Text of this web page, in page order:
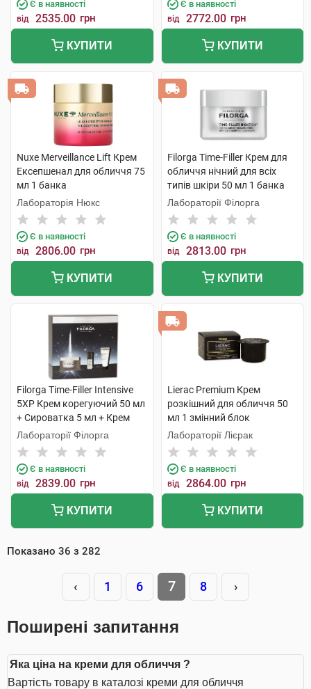
Є в наявності
від 2535.00 грн
КУПИТИ
Є в наявності
від 2772.00 грн
КУПИТИ
Nuxe Merveillance Lift Крем
Ексепшенал для обличчя 75
мл 1 банка
Лабораторія Нюкс
Є в наявності
від 2806.00 грн
КУПИТИ
Filorga Time-Filler Крем для
обличчя нічний для всіх
типів шкіри 50 мл 1 банка
Лабораторії Філорга
Є в наявності
від 2813.00 грн
КУПИТИ
Filorga Time-Filler Intensive
5XP Крем корегуючий 50 мл
+ Сироватка 5 мл + Крем
нічний 14 мл 1 набір
Лабораторії Філорга
Є в наявності
від 2839.00 грн
КУПИТИ
Lierac Premium Крем
розкішний для обличчя 50
мл 1 змінний блок
Лабораторії Лієрак
Є в наявності
від 2864.00 грн
КУПИТИ
Показано 36 з 282
‹ 1 6 7 8 ›
Поширені запитання
Яка ціна на креми для обличчя ?
Вартість товару в каталозі креми для обличчя